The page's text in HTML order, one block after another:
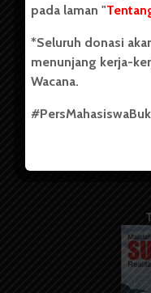
Kontribusi
Info Iklan
Pedoman Media Siber
Kode Etik Jurnalistik
pada laman "
*Seluruh donasi
menunjang kerja-
Wacana.